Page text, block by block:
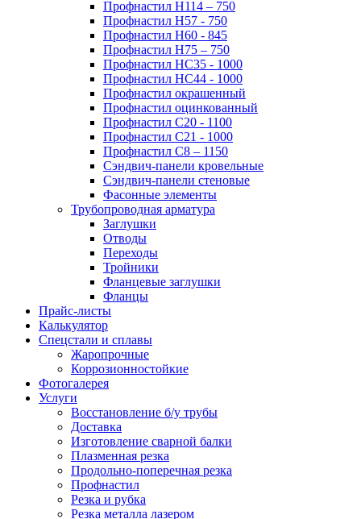
Профнастил Н114 – 750
Профнастил Н57 - 750
Профнастил Н60 - 845
Профнастил Н75 – 750
Профнастил НС35 - 1000
Профнастил НС44 - 1000
Профнастил окрашенный
Профнастил оцинкованный
Профнастил С20 - 1100
Профнастил С21 - 1000
Профнастил С8 – 1150
Сэндвич-панели кровельные
Сэндвич-панели стеновые
Фасонные элементы
Трубопроводная арматура
Заглушки
Отводы
Переходы
Тройники
Фланцевые заглушки
Фланцы
Прайс-листы
Калькулятор
Спецстали и сплавы
Жаропрочные
Коррозионностойкие
Фотогалерея
Услуги
Восстановление б/у трубы
Доставка
Изготовление сварной балки
Плазменная резка
Продольно-поперечная резка
Профнастил
Резка и рубка
Резка металла лазером